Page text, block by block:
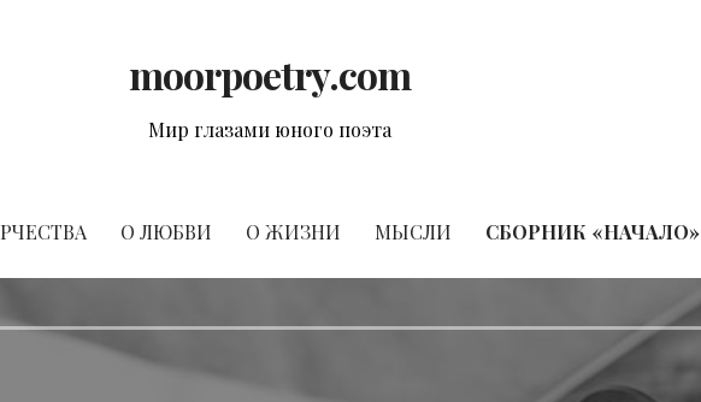
moorpoetry.com
Мир глазами юного поэта
О ЛЮБВИ О ЖИЗНИ МЫСЛИ СБОРНИК «НАЧАЛО»